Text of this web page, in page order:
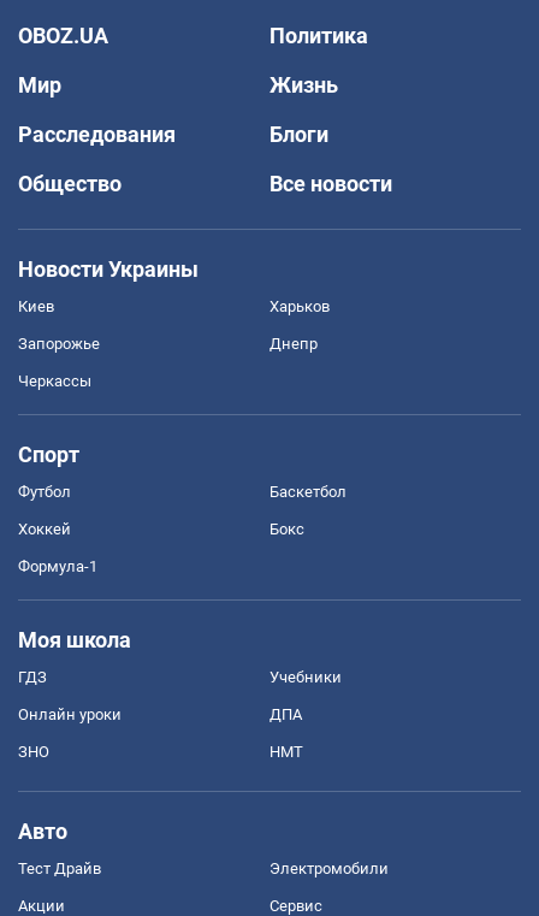
OBOZ.UA
Политика
Мир
Жизнь
Расследования
Блоги
Общество
Все новости
Новости Украины
Киев Харьков
Запорожье Днепр
Черкассы
Спорт
Футбол Баскетбол
Хоккей Бокс
Формула-1
Моя школа
ГДЗ Учебники
Онлайн уроки ДПА
ЗНО НМТ
Авто
Тест Драйв Электромобили
Акции Сервис